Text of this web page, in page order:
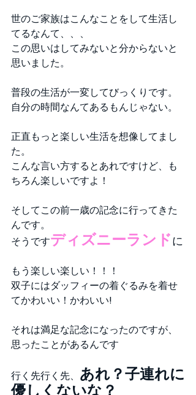
世のご家族はこんなことをして生活し
てるなんて、、、
この思いはしてみないと分からないと
思いました。
普段の生活が一変してびっくりです。
自分の時間なんてあるもんじゃない。
正直もっと楽しい生活を想像してまし
た。
こんな言い方するとあれですけど、も
ちろん楽しいですよ！
そしてこの前一歳の記念に行ってきた
んです。
そうですディズニーランドに
もう楽しい楽しい！！！
双子にはダッフィーの着ぐるみを着せ
てかわいい！かわいい!
それは満足な記念になったのですが、
思ったことがあるんです
行く先行く先、 あれ？子連れに
優しくないな？